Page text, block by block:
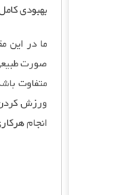
بهبودی
ما در این
صورت
متفاوت
ورزش
انجام